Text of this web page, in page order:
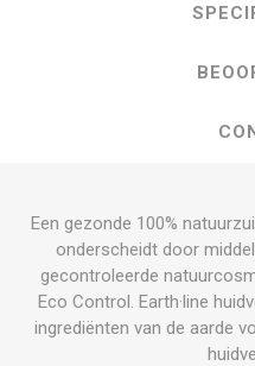
Een gezonde 100%
onderscheidt door
gecontroleerde
Eco Control. Earth·line
ingrediënten van de aarde